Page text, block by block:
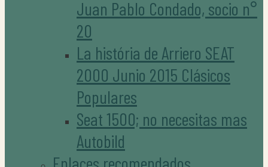
Juan Pablo Condado, socio n°
20
La história de Arriero SEAT
2000 Junio 2015 Clásicos
Populares
Seat 1500; no necesitas mas
Autobild